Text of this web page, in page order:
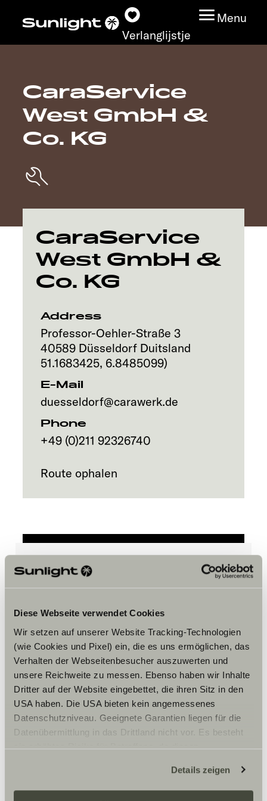
Diese Webseite verwendet Cookies
Wir setzen auf unserer Website Tracking-Technologien
(wie Cookies und Pixel) ein, die es uns ermöglichen, das
Verhalten der Webseitenbesucher auszuwerten und
unsere Reichweite zu messen. Ebenso haben wir Inhalte
Dritter auf der Website eingebettet, die ihren Sitz in den
USA haben. Die USA bieten kein angemessenes
Datenschutzniveau. Geeignete Garantien liegen für die
Datenübermittlung in das Drittland nicht vor. Es besteht
ein erhöhtes Risiko für Betroffene, da diesen
zustehen. Eingesetzte Dienstleister können Daten für
eigene Zwecke verarbeiten und mit anderen Daten
Details zeigen
Verlanglijstje
Menu
Modeloverzicht
Configurator
Vind jouw Sunlight
Ontdek
Service
CaraService
West GmbH &
Co. KG
CaraService
West GmbH &
Co. KG
Address
Professor-Oehler-Straße 3
40589 Düsseldorf Duitsland
51.1683425, 6.8485099)
E-Mail
duesseldorf@carawerk.de
Phone
+49 (0)211 92326740
Route ophalen
Samstag nach Vereinbarung
Accepteer marketing-cookies om
Cookie-instellingen